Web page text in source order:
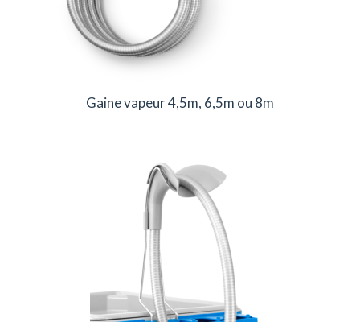
Gaine vapeur 4,5m, 6,5m ou 8m